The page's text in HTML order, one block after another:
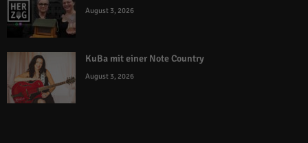
August 3, 2026
KuBa mit einer Note Country
August 3, 2026